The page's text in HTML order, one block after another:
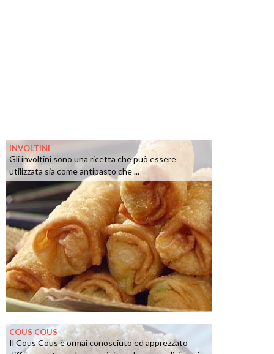
INVOLTINI
Gli involtini sono una ricetta che può essere
utilizzata sia come antipasto che ...
COUS COUS
Il Cous Cous è ormai conosciuto ed apprezzato